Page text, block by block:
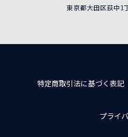
東京都大田区荻中1
特定商取引法に基づく表記
プライ